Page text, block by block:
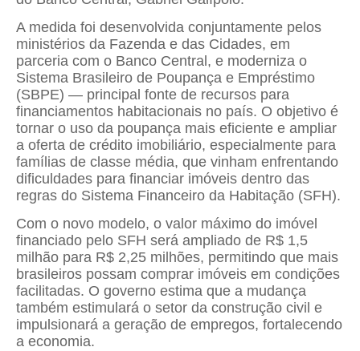
A medida foi desenvolvida conjuntamente pelos
ministérios da Fazenda e das Cidades, em
parceria com o Banco Central, e moderniza o
Sistema Brasileiro de Poupança e Empréstimo
(SBPE) — principal fonte de recursos para
financiamentos habitacionais no país. O objetivo é
tornar o uso da poupança mais eficiente e ampliar
a oferta de crédito imobiliário, especialmente para
famílias de classe média, que vinham enfrentando
dificuldades para financiar imóveis dentro das
regras do Sistema Financeiro da Habitação (SFH).
Com o novo modelo, o valor máximo do imóvel
financiado pelo SFH será ampliado de R$ 1,5
milhão para R$ 2,25 milhões, permitindo que mais
brasileiros possam comprar imóveis em condições
facilitadas. O governo estima que a mudança
também estimulará o setor da construção civil e
impulsionará a geração de empregos, fortalecendo
a economia.